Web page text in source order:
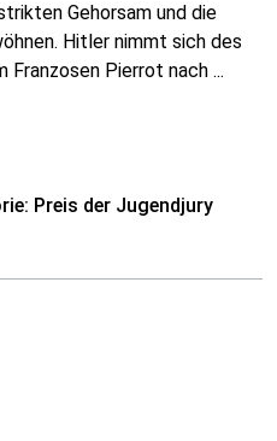
Gehorsam und die
Hitler nimmt sich des
Franzosen Pierrot nach ...
Preis der Jugendjury